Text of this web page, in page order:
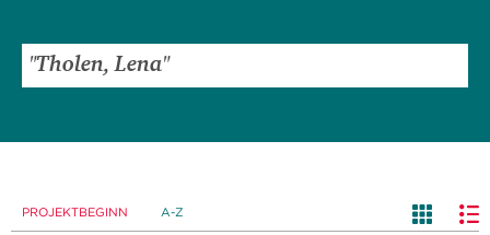
PROJEKTBEGINN A-Z